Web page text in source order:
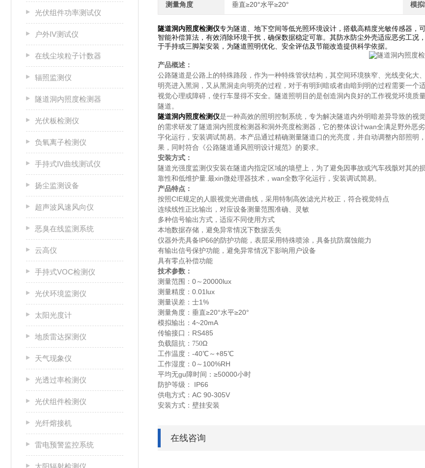
光伏组件功率测试仪
户外IV测试仪
在线尘埃粒子计数器
辐照监测仪
隧道洞内照度检测器
光伏板检测仪
负氧离子检测仪
手持式IV曲线测试仪
扬尘监测设备
超声波风速风向仪
恶臭在线监测系统
云高仪
手持式VOC检测仪
光伏环境监测仪
太阳光度计
地质雷达探测仪
天气现象仪
光透过率检测仪
光伏组件检测仪
光纤熔接机
雷电预警监控系统
太阳辐射检测仪
测量角度 垂直≥20°水平≥20° 模
隧道洞内照度检测仪专为隧道、地下空间等低光照环境设计，搭载高精度光敏传感器
智能补偿算法，有效消除环境干扰，确保数据稳定可靠。其防水防尘外壳适应恶劣工
于手持或三脚架安装，为隧道照明优化、安全评估及节能改造提供科学依据。
产品概述：
公路隧道是公路上的特殊路段，作为一种特殊管状结构，其空间环境狭窄、光线变化
明亮进入黑洞，又从黑洞走向明亮的过程，对于有明到暗或者由暗到明的过程需要一
视觉心理或障碍，使行车显得不安全。隧道照明目的是创造洞内良好的工作视觉环境
隧道。
隧道洞内照度检测仪是一种高效的照明控制系统，专为解决隧道内外明暗差异导致的视
的需求研发了隧道洞内照度检测器和洞外亮度检测器，它的整体设计wan全满足野外恶
字化运行，安装调试简易。本产品通过精确测量隧道口的光亮度，并自动调整内部照
果，同时符合《公路隧道通风照明设计规范》的要求。
安装方式：
隧道光强度监测仪安装在隧道内指定区域的墙壁上，为了避免因事故或汽车残骸对其
靠性和低维护量.最xin微处理器技术，wan全数字化运行，安装调试简易。
产品特点：
按照CIE规定的人眼视觉光谱曲线，采用特制高效滤光片校正，符合视觉特点
连续线性正比输出，对应设备测量范围准确、灵敏
多种信号输出方式，适应不同使用方式
本地数据存储，避免异常情况下数据丢失
仪器外壳具备IP66的防护功能，表层采用特殊喷涂，具备抗防腐蚀能力
有输出信号保护功能，避免异常情况下影响用户设备
具有零点补偿功能
技术参数：
测量范围：0～20000lux
测量精度：0.01lux
测量误差：士1%
测量角度：垂直≥20°水平≥20°
模拟输出：4~20mA
传输接口：RS485
负载阻抗：750Ω
工作温度：-40℃～+85℃
工作湿度：0～100%RH
平均无gu障时间：≥50000小时
防护等级： IP66
供电方式：AC 90-305V
安装方式：壁挂安装
在线咨询